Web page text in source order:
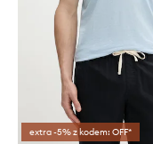
extra -5% z kodem: OFF*